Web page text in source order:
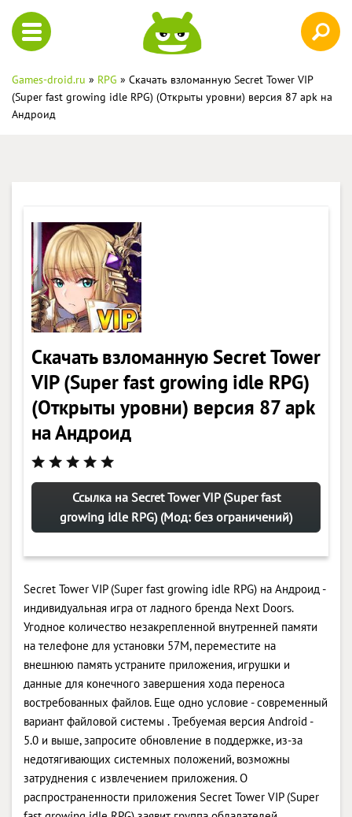
Games-droid.ru » RPG » Скачать взломанную Secret Tower VIP
(Super fast growing idle RPG) (Открыты уровни) версия 87 apk на
Андроид
Скачать взломанную Secret Tower
VIP (Super fast growing idle RPG)
(Открыты уровни) версия 87 apk
на Андроид
Ссылка на Secret Tower VIP (Super fast
growing idle RPG) (Мод: без ограничений)
Secret Tower VIP (Super fast growing idle RPG) на Андроид -
индивидуальная игра от ладного бренда Next Doors.
Угодное количество незакрепленной внутренней памяти
на телефоне для установки 57M, переместите на
внешнюю память устраните приложения, игрушки и
данные для конечного завершения хода переноса
востребованных файлов. Еще одно условие - современный
вариант файловой системы . Требуемая версия Android -
5.0 и выше, запросите обновление в поддержке, из-за
недотягивающих системных положений, возможны
затруднения с извлечением приложения. О
распространенности приложения Secret Tower VIP (Super